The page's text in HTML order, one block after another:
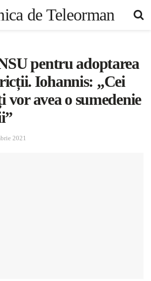
pentru adoptarea
Iohannis: „Cei
vor avea o sumedenie
2021